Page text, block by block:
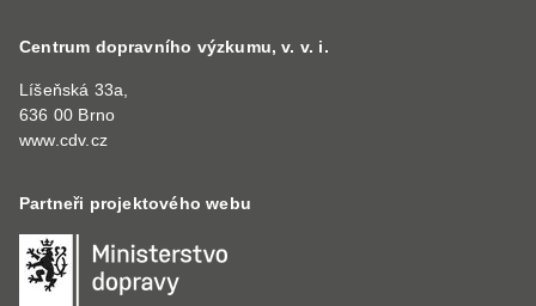
Centrum dopravního výzkumu, v. v. i.
Líšeňská 33a,
636 00 Brno
www.cdv.cz
Partneři projektového webu